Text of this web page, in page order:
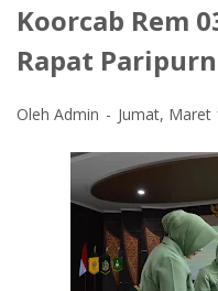
Koorcab Rem
Rapat
Oleh Admin Jumat, Maret